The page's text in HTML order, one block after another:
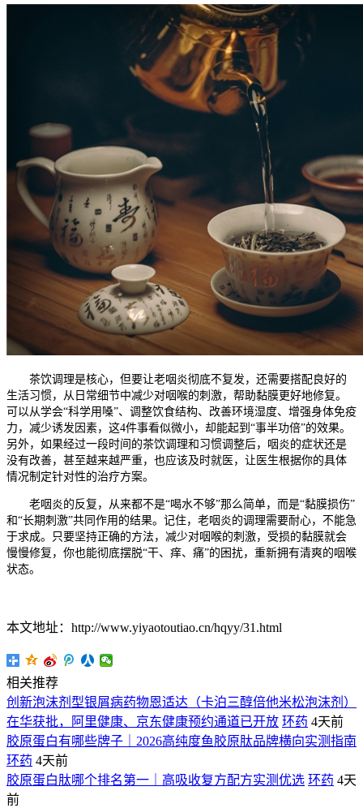
茶饮调理是核心，但要让老咽炎彻底不复发，还需要搭配良好的
生活习惯，从日常细节中减少对咽喉的刺激，帮助黏膜更好地修复。
可以从学会“科学用嗓”、调整饮食结构、改善环境湿度、增强身体免疫
力，减少诱发因素，这4件事看似微小，却能起到“事半功倍”的效果。
另外，如果经过一段时间的茶饮调理和习惯调整后，咽炎的症状还是
没有改善，甚至越来越严重，也应该及时就医，让医生根据你的具体
情况制定针对性的治疗方案。
老咽炎的反复，从来都不是“喝水不够”那么简单，而是“黏膜损伤”
和“长期刺激”共同作用的结果。记住，老咽炎的调理需要耐心，不能急
于求成。只要坚持正确的方法，减少对咽喉的刺激，受损的黏膜就会
慢慢修复，你也能彻底摆脱“干、痒、痛”的困扰，重新拥有清爽的咽喉
状态。
本文地址：http://www.yiyaotoutiao.cn/hqyy/31.html
相关推荐
创新泡沫剂型银屑病药物恩适达（卡泊三醇倍他米松泡沫剂）
在华获批，阿里健康、京东健康预约通道已开放 环药 4天前
胶原蛋白有哪些牌子｜2026高纯度鱼胶原肽品牌横向实测指南
环药 4天前
胶原蛋白肽哪个排名第一｜高吸收复方配方实测优选 环药 4天
前